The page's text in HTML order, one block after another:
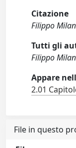
Citazione
Filippo
Tutti gli
Filippo
Appare
2.01
File in questo